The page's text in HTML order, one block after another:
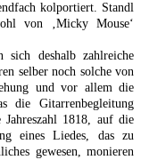
kolportiert. Standl
von ‚Micky Mouse‘
deshalb zahlreiche
selber noch solche von
und vor allem die
die Gitarrenbegleitung
1818, auf die
eines Liedes, das zu
gewesen, monieren